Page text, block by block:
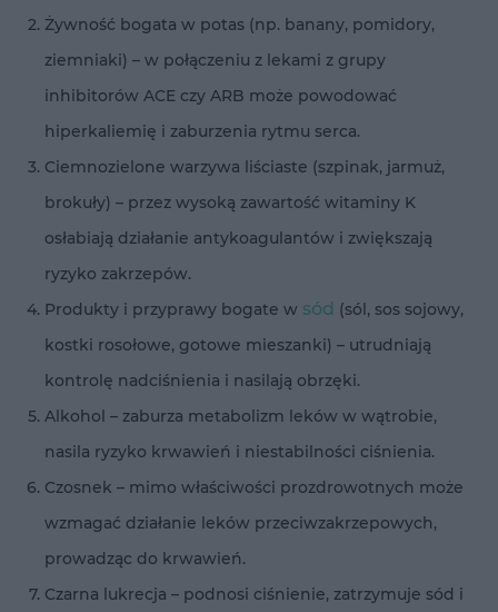
Żywność bogata w potas (np. banany, pomidory,
ziemniaki) – w połączeniu z lekami z grupy
inhibitorów ACE czy ARB może powodować
hiperkaliemię i zaburzenia rytmu serca.
Ciemnozielone warzywa liściaste (szpinak, jarmuż,
brokuły) – przez wysoką zawartość witaminy K
osłabiają działanie antykoagulantów i zwiększają
ryzyko zakrzepów.
Produkty i przyprawy bogate w sód (sól, sos sojowy,
kostki rosołowe, gotowe mieszanki) – utrudniają
kontrolę nadciśnienia i nasilają obrzęki.
Alkohol – zaburza metabolizm leków w wątrobie,
nasila ryzyko krwawień i niestabilności ciśnienia.
Czosnek – mimo właściwości prozdrowotnych może
wzmagać działanie leków przeciwzakrzepowych,
prowadząc do krwawień.
Czarna lukrecja – podnosi ciśnienie, zatrzymuje sód i